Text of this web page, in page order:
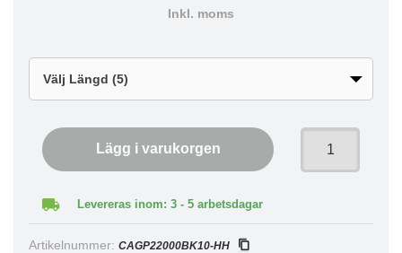
Inkl. moms
Lägg i varukorgen
Levereras inom: 3 - 5 arbetsdagar
Artikelnummer: CAGP22000BK10-HH